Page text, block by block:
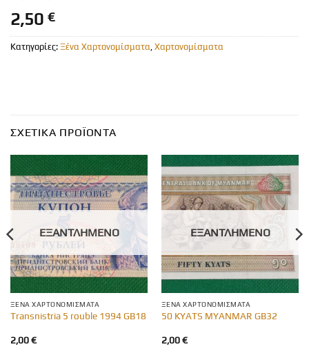
2,50 €
Κατηγορίες: Ξένα Χαρτονομίσματα, Χαρτονομίσματα
ΣΧΕΤΙΚΆ ΠΡΟΪΌΝΤΑ
ΕΞΑΝΤΛΗΜΈΝΟ
ΞΈΝΑ ΧΑΡΤΟΝΟΜΊΣΜΑΤΑ
Transnistria 5 rouble 1994 GB18
2,00€
ΕΞΑΝΤΛΗΜΈΝΟ
ΞΈΝΑ ΧΑΡΤΟΝΟΜΊΣΜΑΤΑ
50 KYATS MYANMAR GB32
2,00€